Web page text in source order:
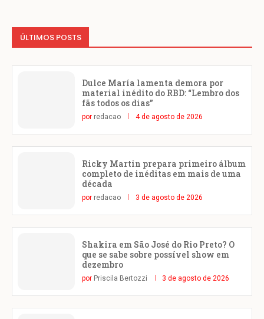
ÚLTIMOS POSTS
Dulce María lamenta demora por
material inédito do RBD: “Lembro dos
fãs todos os dias”
por redacao 4 de agosto de 2026
Ricky Martin prepara primeiro álbum
completo de inéditas em mais de uma
década
por redacao 3 de agosto de 2026
Shakira em São José do Rio Preto? O
que se sabe sobre possível show em
dezembro
por Priscila Bertozzi 3 de agosto de 2026